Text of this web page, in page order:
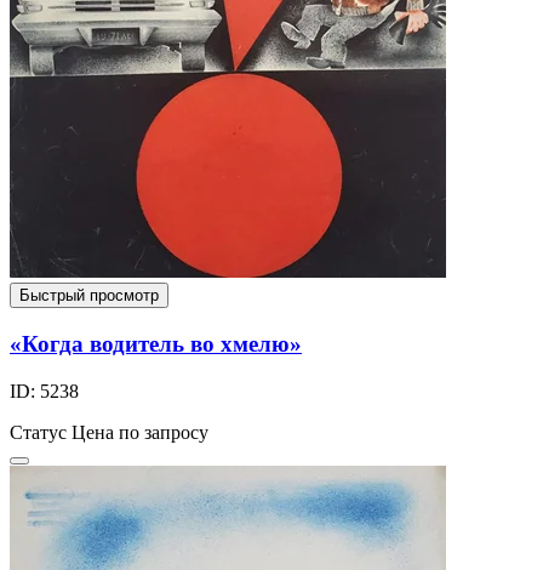
Быстрый просмотр
«Когда водитель во хмелю»
ID: 5238
Статус Цена по запросу